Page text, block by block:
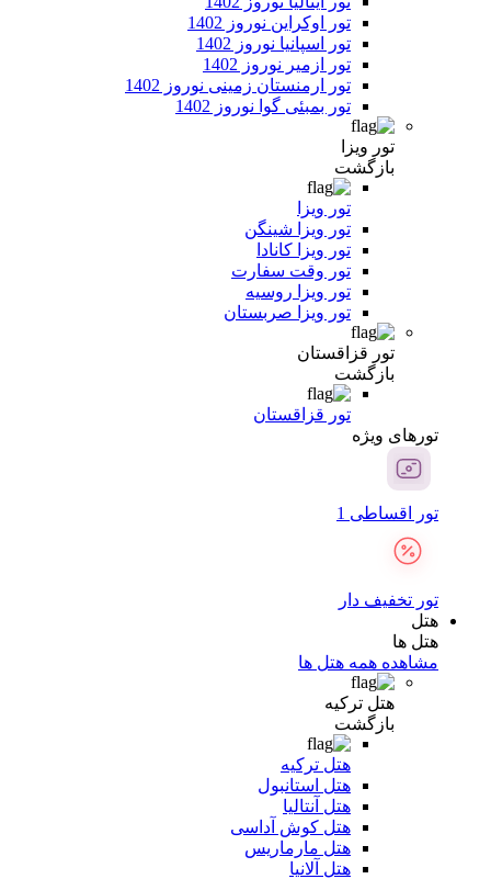
تور اوکراین نوروز 1402
تور اسپانیا نوروز 1402
تور ازمیر نوروز 1402
تور ارمنستان زمینی نوروز 1402
تور بمبئی گوا نوروز 1402
تور ویزا
بازگشت
تور ویزا
تور ویزا شینگن
تور ویزا کانادا
تور وقت سفارت
تور ویزا روسیه
تور ویزا صربستان
تور قزاقستان
بازگشت
تور قزاقستان
تور‌های ویژه
تور اقساطی 1
تور تخفیف دار
هتل
هتل ها
مشاهده همه هتل ها
هتل ترکیه
بازگشت
هتل ترکیه
هتل استانبول
هتل آنتالیا
هتل کوش آداسی
هتل مارماریس
هتل آلانیا